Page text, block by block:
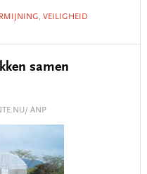
, VEILIGHEID
samen
ANP